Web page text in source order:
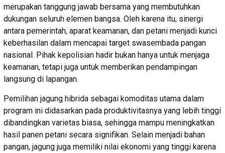
merupakan tanggung jawab bersama yang membutuhkan
dukungan seluruh elemen bangsa. Oleh karena itu, sinergi
antara pemerintah, aparat keamanan, dan petani menjadi kunci
keberhasilan dalam mencapai target swasembada pangan
nasional. Pihak kepolisian hadir bukan hanya untuk menjaga
keamanan, tetapi juga untuk memberikan pendampingan
langsung di lapangan.
Pemilihan jagung hibrida sebagai komoditas utama dalam
program ini didasarkan pada produktivitasnya yang lebih tinggi
dibandingkan varietas biasa, sehingga mampu meningkatkan
hasil panen petani secara signifikan. Selain menjadi bahan
pangan, jagung juga memiliki nilai ekonomi yang tinggi karena